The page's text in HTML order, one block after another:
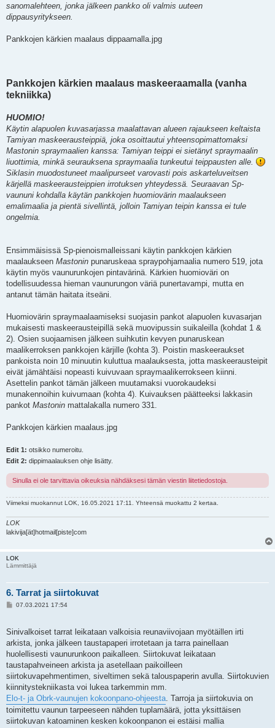
sanomalehteen, jonka jälkeen pankko oli valmis uuteen
dippausyritykseen.
Pankkojen kärkien maalaus dippaamalla.jpg
Pankkojen kärkien maalaus maskeeraamalla (vanha
tekniikka)
HUOMIO!
Käytin alapuolen kuvasarjassa maalattavan alueen rajaukseen keltaista
Tamiyan maskeerausteippiä, joka osoittautui yhteensopimattomaksi
Mastonin spraymaalien kanssa: Tamiyan teippi ei sietänyt spraymaalin
liuottimia, minkä seurauksena spraymaalia tunkeutui teippausten alle.
Siklasin muodostuneet maalipurseet varovasti pois askarteluveitsen
kärjellä maskeerausteippien irrotuksen yhteydessä. Seuraavan Sp-
vaununi kohdalla käytän pankkojen huomiovärin maalaukseen
emalimaalia ja pientä sivellintä, jolloin Tamiyan teipin kanssa ei tule
ongelmia.
Ensimmäisissä Sp-pienoismalleissani käytin pankkojen kärkien
maalaukseen Mastonin punaruskeaa spraypohjamaalia numero 519, jota
käytin myös vaunurunkojen pintavärinä. Kärkien huomioväri on
todellisuudessa hieman vaunurungon väriä punertavampi, mutta en
antanut tämän haitata itseäni.
Huomiovärin spraymaalaamiseksi suojasin pankot alapuolen kuvasarjan
mukaisesti maskeerausteipillä sekä muovipussin suikaleilla (kohdat 1 &
2). Osien suojaamisen jälkeen suihkutin kevyen punaruskean
maalikerroksen pankkojen kärjille (kohta 3). Poistin maskeeraukset
pankoista noin 10 minuutin kuluttua maalauksesta, jotta maskeerausteipit
eivät jämähtäisi nopeasti kuivuvaan spraymaalikerrokseen kiinni.
Asettelin pankot tämän jälkeen muutamaksi vuorokaudeksi
munakennoihin kuivumaan (kohta 4). Kuivauksen päätteeksi lakkasin
pankot Mastonin mattalakalla numero 331.
Pankkojen kärkien maalaus.jpg
Edit 1: otsikko numeroitu.
Edit 2: dippimaalauksen ohje lisätty.
Sinulla ei ole tarvittavia oikeuksia nähdäksesi tämän viestin liitetiedostoja.
Viimeksi muokannut LOK , 16.05.2021 17:11. Yhteensä muokattu 2 kertaa.
LOK
lakivija[ät]hotmail[piste]com
LOK
Lämmittäjä
6. Tarrat ja siirtokuvat
V
t
i
07.03.2021 17:54
Sinivalkoiset tarrat leikataan valkoisia reunaviivojaan myötäillen irti
arkista, jonka jälkeen taustapaperi irrotetaan ja tarra painellaan
huolellisesti vaunurunkoon paikalleen. Siirtokuvat leikataan
taustapahveineen arkista ja asetellaan paikoilleen
siirtokuvapehmentimen, siveltimen sekä talouspaperin avulla. Siirtokuvien
kiinnitystekniikasta voi lukea tarkemmin mm.
Elo-t- ja Obrk-vaunujen kokoonpano-ohjeesta . Tarroja ja siirtokuvia on
toimitettu vaunun tarpeeseen nähden tuplamäärä, jotta yksittäisen
siirtokuvan katoaminen kesken kokoonpanon ei estäisi mallia